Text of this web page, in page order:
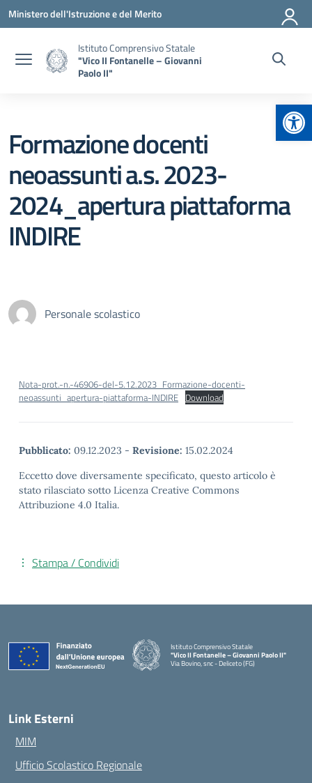
Vai ai contenuti
Vai al menu di navigazione
Vai al footer
Ministero dell'Istruzione e del Merito
Istituto Comprensivo Statale
"Vico II Fontanelle – Giovanni
Paolo II"
Formazione docenti
neoassunti a.s. 2023-
2024_apertura piattaforma
INDIRE
Personale scolastico
Nota-prot.-n.-46906-del-5.12.2023_Formazione-docenti-
neoassunti_apertura-piattaforma-INDIRE Download
Pubblicato: 09.12.2023 - Revisione: 15.02.2024
Eccetto dove diversamente specificato, questo articolo è
stato rilasciato sotto Licenza Creative Commons
Attribuzione 4.0 Italia.
Stampa / Condividi
Istituto Comprensivo Statale
"Vico II Fontanelle – Giovanni Paolo II"
Via Bovino, snc - Deliceto (FG)
Link Esterni
MIM
Ufficio Scolastico Regionale